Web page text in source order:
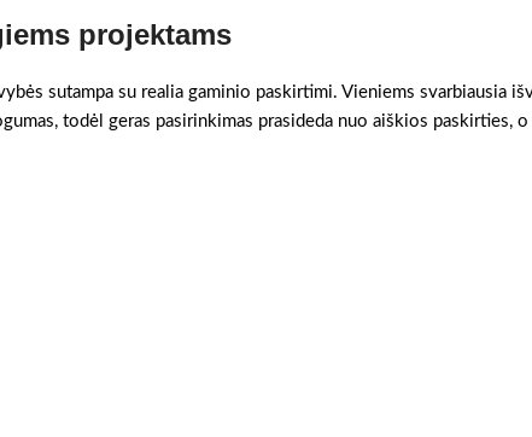
projektams
sutampa su realia gaminio paskirtimi. Vieniems svarbiausia
todėl geras pasirinkimas prasideda nuo aiškios paskirties, o